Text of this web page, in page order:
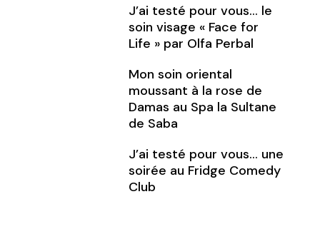
J’ai testé pour vous… le
soin visage « Face for
Life » par Olfa Perbal
Mon soin oriental
moussant à la rose de
Damas au Spa la Sultane
de Saba
J’ai testé pour vous… une
soirée au Fridge Comedy
Club